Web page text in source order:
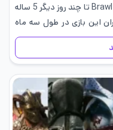
و بسیاری دیگر در ماه دسامبر. بازی Brawl Stars تا چند روز دیگر 5 ساله
این بازی در طول سه ماه